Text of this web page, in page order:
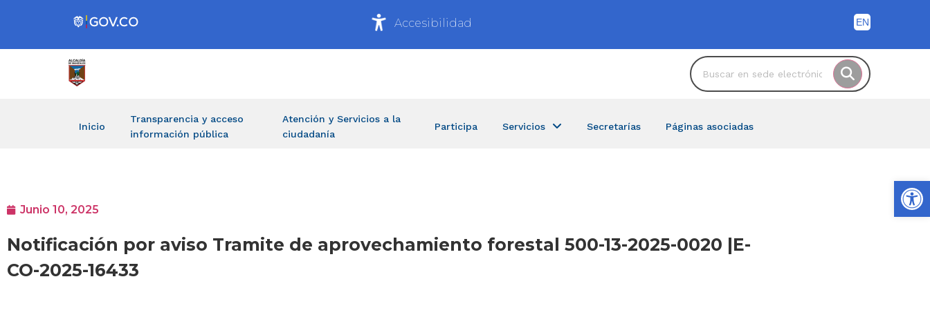
Accesibilidad
Inicio
Transparencia y acceso
información pública
Atención y Servicios a la
ciudadanía
Participa Servicios Secretarías Páginas asociadas
Junio 10, 2025
Notificación por aviso Tramite de aprovechamiento forestal 500-13-2025-0020 |E-
CO-2025-16433